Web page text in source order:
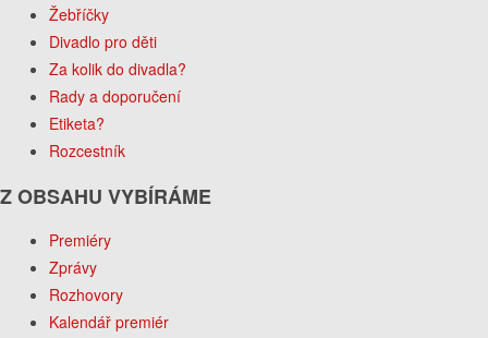
Žebříčky
Divadlo pro děti
Za kolik do divadla?
Rady a doporučení
Etiketa?
Rozcestník
Z OBSAHU VYBÍRÁME
Premiéry
Zprávy
Rozhovory
Kalendář premiér